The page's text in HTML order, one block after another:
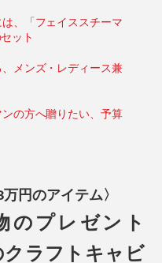
、「フェイススチーマ
ット
メンズ・レディース兼
の方へ贈りたい、予算
円のアイテム〉
のプレゼント
ラフトキャビ